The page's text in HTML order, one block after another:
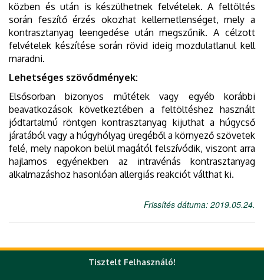
közben és után is készülhetnek felvételek. A feltöltés
során feszítő érzés okozhat kellemetlenséget, mely a
kontrasztanyag leengedése után megszűnik. A célzott
felvételek készítése során rövid ideig mozdulatlanul kell
maradni.
Lehetséges szövődmények:
Elsősorban bizonyos műtétek vagy egyéb korábbi
beavatkozások következtében a feltöltéshez használt
jódtartalmú röntgen kontrasztanyag kijuthat a húgycső
járatából vagy a húgyhólyag üregéből a környező szövetek
felé, mely napokon belül magától felszívódik, viszont arra
hajlamos egyénekben az intravénás kontrasztanyag
alkalmazáshoz hasonlóan allergiás reakciót válthat ki.
Frissítés dátuma: 2019.05.24.
Tisztelt Felhasználó!